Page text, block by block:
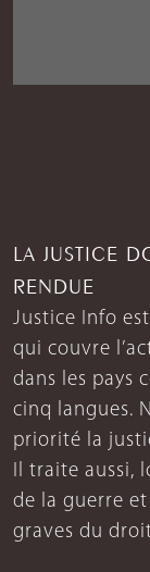
LA JUSTICE
RENDUE
Justice Info
qui couvre
dans les pays
cinq langues.
priorité la
Il traite aussi,
de la guerre
graves du